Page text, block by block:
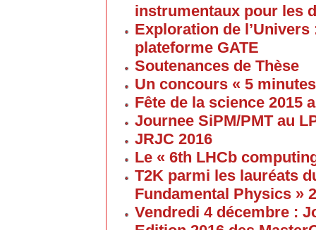
instrumentaux pour les
Exploration de
plateforme GATE
Soutenances de Thèse
Un concours « 5
Fête de la science 2015
Journee SiPM/PMT au
JRJC 2016
Le « 6th LHCb
T2K parmi les lauréats
Fundamental Physics »
Vendredi 4 décembre :